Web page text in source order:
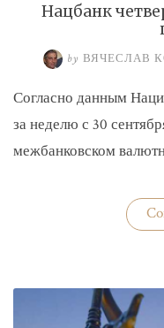
Нацбанк
by ВЯЧЕСЛАВ
Согласно данным
за неделю с 30
межбанковском